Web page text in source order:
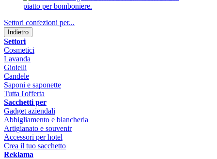
Settori confezioni per...
Indietro
Settori
Cosmetici
Lavanda
Gioielli
Candele
Saponi e saponette
Tutta l'offerta
Sacchetti per
Gadget aziendali
Abbigliamento e biancheria
Artigianato e souvenir
Accessori per hotel
Crea il tuo sacchetto
Reklama